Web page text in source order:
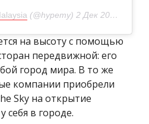
(@hypemy) 2 Дек 2018 в 2:31 PST
на высоту с помощью
передвижной: его
город мира. В то же
компании приобрели
Sky на открытие
себя в городе.